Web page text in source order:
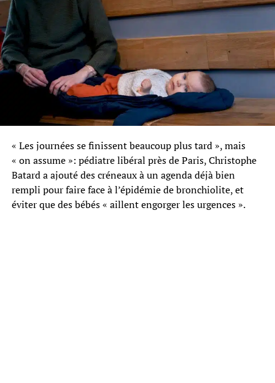
« Les journées se finissent beaucoup plus tard », mais
« on assume »: pédiatre libéral près de Paris, Christophe
Batard a ajouté des créneaux à un agenda déjà bien
rempli pour faire face à l’épidémie de bronchiolite, et
éviter que des bébés « aillent engorger les urgences ».